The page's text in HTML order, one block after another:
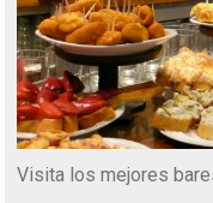
Visita los mejores